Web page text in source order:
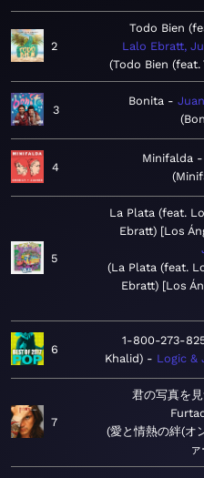
2
Todo Bien
Lalo Ebratt,
Todo Bien (feat.
3
Bonita
4
Minifalda
5
La Plata (feat.
Ebratt) [Los
La Plata (feat.
Ebratt) [Los
6
1-800-273-
Khalid)
Logic &
7
君の写真を
愛と情熱の絆(オ